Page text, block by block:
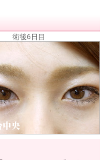
術後6日目